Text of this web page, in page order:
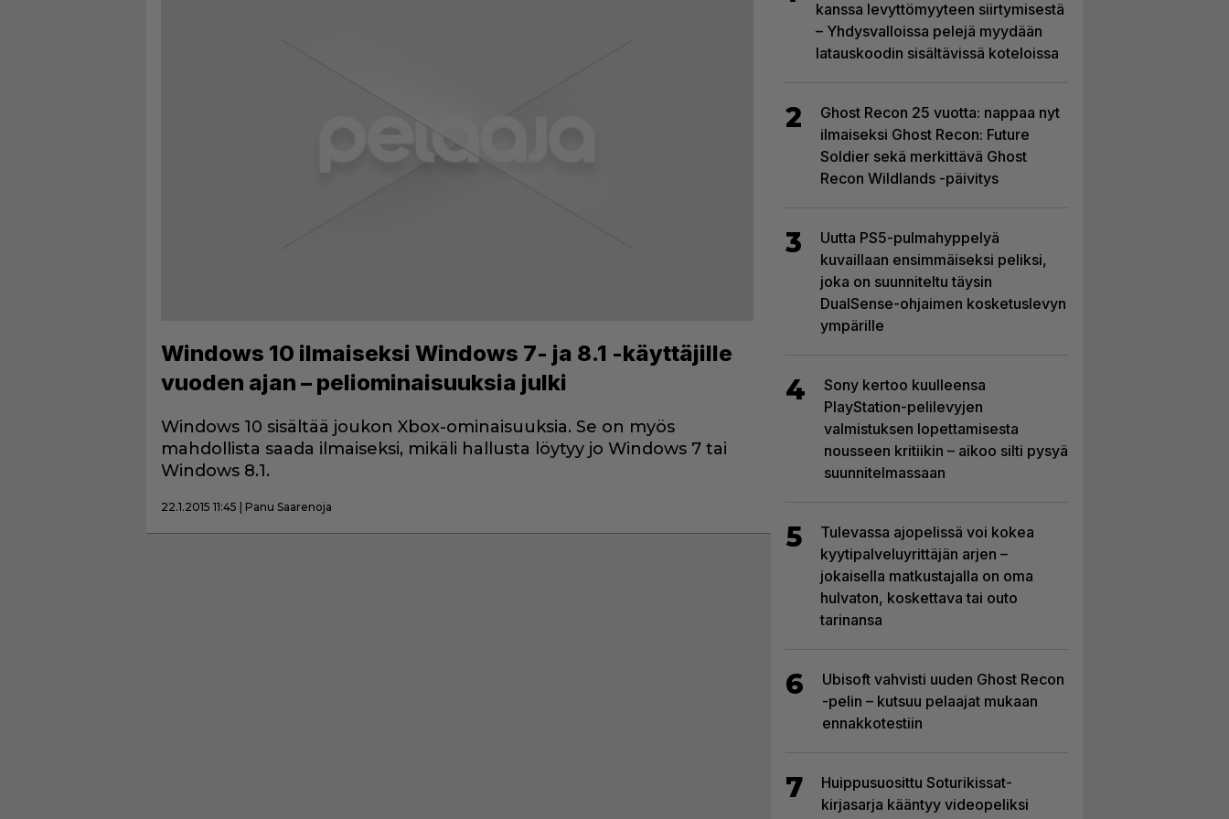
Windows 10 ilmaiseksi Windows 7- ja 8.1 -käyttäjille
vuoden ajan – peliominaisuuksia julki
Windows 10 sisältää joukon Xbox-ominaisuuksia. Se on myös
mahdollista saada ilmaiseksi, mikäli hallusta löytyy jo Windows 7 tai
Windows 8.1.
22.1.2015 11:45 | Panu Saarenoja
kanssa levyttömyyteen siirtymisestä
– Yhdysvalloissa pelejä myydään
latauskoodin sisältävissä koteloissa
2
Ghost Recon 25 vuotta: nappaa nyt
ilmaiseksi Ghost Recon: Future
Soldier sekä merkittävä Ghost
Recon Wildlands -päivitys
3
Uutta PS5-pulmahyppelyä
kuvaillaan ensimmäiseksi peliksi,
joka on suunniteltu täysin
DualSense-ohjaimen kosketuslevyn
ympärille
4
Sony kertoo kuulleensa
PlayStation-pelilevyjen
valmistuksen lopettamisesta
nousseen kritiikin – aikoo silti pysyä
suunnitelmassaan
5
Tulevassa ajopelissä voi kokea
kyytipalveluyrittäjän arjen –
jokaisella matkustajalla on oma
hulvaton, koskettava tai outo
tarinansa
6
Ubisoft vahvisti uuden Ghost Recon
-pelin – kutsuu pelaajat mukaan
ennakkotestiin
7
Huippusuosittu Soturikissat-
kirjasarja kääntyy videopeliksi